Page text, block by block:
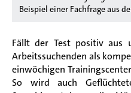
Beispiel einer Fachfrage aus
Fällt der Test positiv aus
Arbeitssuchenden als
einwöchigen
So wird auch